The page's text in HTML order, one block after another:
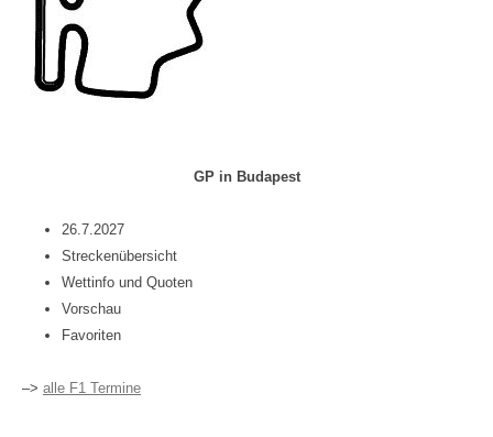
GP in Budapest
26.7.2027
Streckenübersicht
Wettinfo und Quoten
Vorschau
Favoriten
–> alle F1 Termine